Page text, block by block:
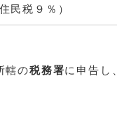
民税９％）
轄の税務署に申告し、